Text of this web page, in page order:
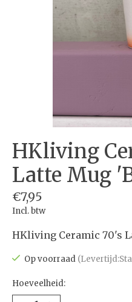
HKliving
Latte Mug
€7,95
Incl. btw
HKliving Ceramic 70's
Op voorraad
Hoeveelheid: